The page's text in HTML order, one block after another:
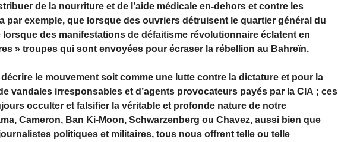
de la nourriture et de l’aide médicale en-dehors et contre les
par exemple, que lorsque des ouvriers détruisent le quartier général du
des manifestations de défaitisme révolutionnaire éclatent en
» troupes qui sont envoyées pour écraser la rébellion au Bahreïn.
le mouvement soit comme une lutte contre la dictature et pour la
vandales irresponsables et d’agents provocateurs payés par la CIA ; ces
occulter et falsifier la véritable et profonde nature de notre
Cameron, Ban Ki-Moon, Schwarzenberg ou Chavez, aussi bien que
politiques et militaires, tous nous offrent telle ou telle